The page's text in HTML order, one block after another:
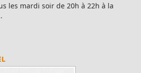
les mardi soir de 20h à 22h à la